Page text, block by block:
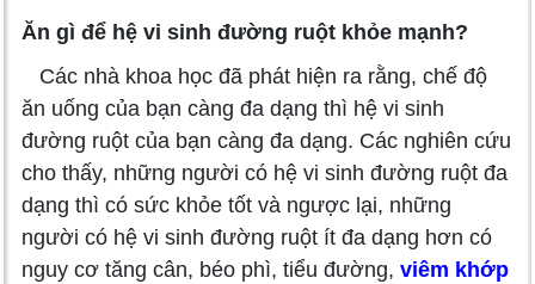
Ăn gì để hệ vi sinh đường ruột khỏe mạnh?
Các nhà khoa học đã phát hiện ra rằng, chế độ
ăn uống của bạn càng đa dạng thì hệ vi sinh
đường ruột của bạn càng đa dạng. Các nghiên cứu
cho thấy, những người có hệ vi sinh đường ruột đa
dạng thì có sức khỏe tốt và ngược lại, những
người có hệ vi sinh đường ruột ít đa dạng hơn có
nguy cơ tăng cân, béo phì, tiểu đường, viêm khớp